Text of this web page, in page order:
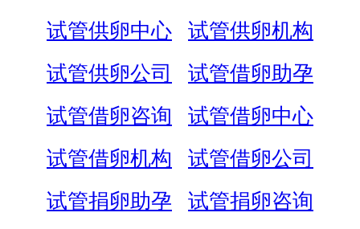
试管供卵中心
试管供卵机构
试管供卵公司
试管借卵助孕
试管借卵咨询
试管借卵中心
试管借卵机构
试管借卵公司
试管捐卵助孕
试管捐卵咨询